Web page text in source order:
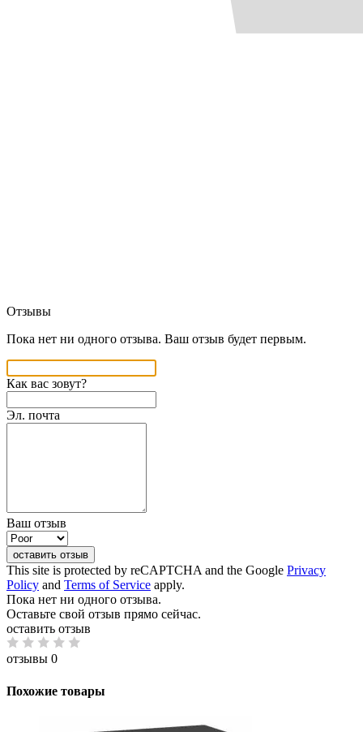
Отзывы
Пока нет ни одного отзыва. Ваш отзыв будет первым.
Как вас зовут?
Эл. почта
Ваш отзыв
оставить отзыв
This site is protected by reCAPTCHA and the Google Privacy
Policy and Terms of Service apply.
Пока нет ни одного отзыва.
Оставьте свой отзыв прямо сейчас.
оставить отзыв
отзывы 0
Похожие товары